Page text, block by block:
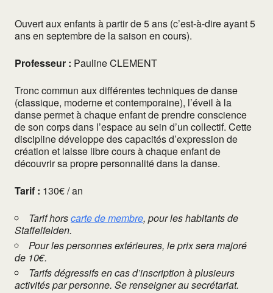
Ouvert aux enfants à partir de 5 ans (c’est-à-dire ayant 5
ans en septembre de la saison en cours).
Professeur : Pauline CLEMENT
Tronc commun aux différentes techniques de danse
(classique, moderne et contemporaine), l’éveil à la
danse permet à chaque enfant de prendre conscience
de son corps dans l’espace au sein d’un collectif. Cette
discipline développe des capacités d’expression de
création et laisse libre cours à chaque enfant de
découvrir sa propre personnalité dans la danse.
Tarif : 130€ / an
Tarif horscarte de membre, pour les habitants de
Staffelfelden.
Pour les personnes extérieures, le prix sera majoré
de 10€.
Tarifs dégressifs en cas d’inscription à plusieurs
activités par personne. Se renseigner au secrétariat.